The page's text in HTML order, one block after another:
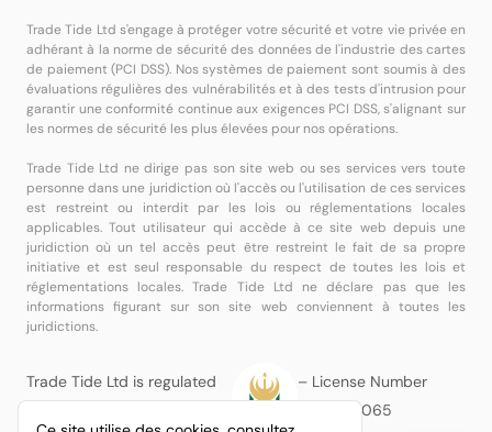
Trade Tide Ltd s'engage à protéger votre sécurité et votre vie privée en
adhérant à la norme de sécurité des données de l'industrie des cartes
de paiement (PCI DSS). Nos systèmes de paiement sont soumis à des
évaluations régulières des vulnérabilités et à des tests d'intrusion pour
garantir une conformité continue aux exigences PCI DSS, s'alignant sur
les normes de sécurité les plus élevées pour nos opérations.
Trade Tide Ltd ne dirige pas son site web ou ses services vers toute
personne dans une juridiction où l'accès ou l'utilisation de ces services
est restreint ou interdit par les lois ou réglementations locales
applicables. Tout utilisateur qui accède à ce site web depuis une
juridiction où un tel accès peut être restreint le fait de sa propre
initiative et est seul responsable du respect de toutes les lois et
réglementations locales. Trade Tide Ltd ne déclare pas que les
informations figurant sur son site web conviennent à toutes les
juridictions.
Trade Tide Ltd is regulated
– License Number
BFX2024065